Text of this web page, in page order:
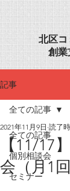
北区コ
創業
記事
全ての記事
個別相談会
セミナー
全ての記事
【11/17
会（月1
2021年11月9日 読了